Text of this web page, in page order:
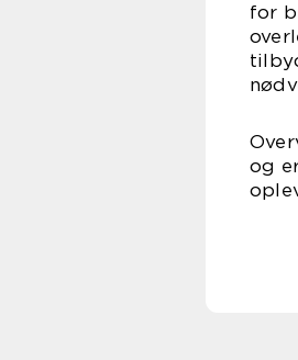
for
og